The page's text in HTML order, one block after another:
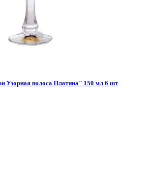
Узорная полоса Платина" 150 мл 6 шт